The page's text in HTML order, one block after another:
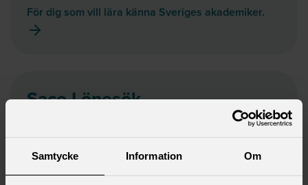
Samtycke Information Om
För dig som vill lära känna Sveriges akademiker.
Saco Lönesök
Sveriges bästa lönestatistik. Har du rätt lön?